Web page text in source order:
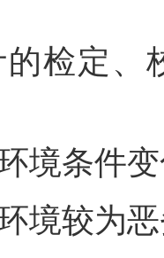
检定、
境条件
境较为